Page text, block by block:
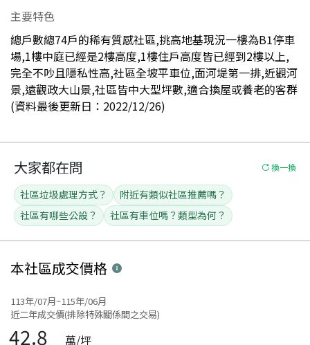
主要特色
總戶數總74戶的稀有質感社區,挑高地基現況一樓為B1停車
場,1樓中庭已經是2樓高度,1樓住戶高度皆已經到2樓以上,
完全不吵且隱私性高,社區全坡平車位,面河堤第一排,近觀河
景,遠觀政大山景,社區皆中大型坪數,適合換屋或養老的客群
(資料最後更新日：2022/12/26)
大家都在問 換一換
社區垃圾處理方式？
附近有類似社區推薦嗎？
社區有哪些公設？
社區有車位嗎？類型為何？
本社區成交價格
113年/07月~115年/06月
近二年成交價(排除特殊關係間之交易)
42.8 萬/坪